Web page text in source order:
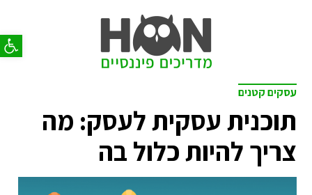
פתח
עסקים קטנים
תוכנית עסקית לעסק: מה
צריך להיות כלול בה